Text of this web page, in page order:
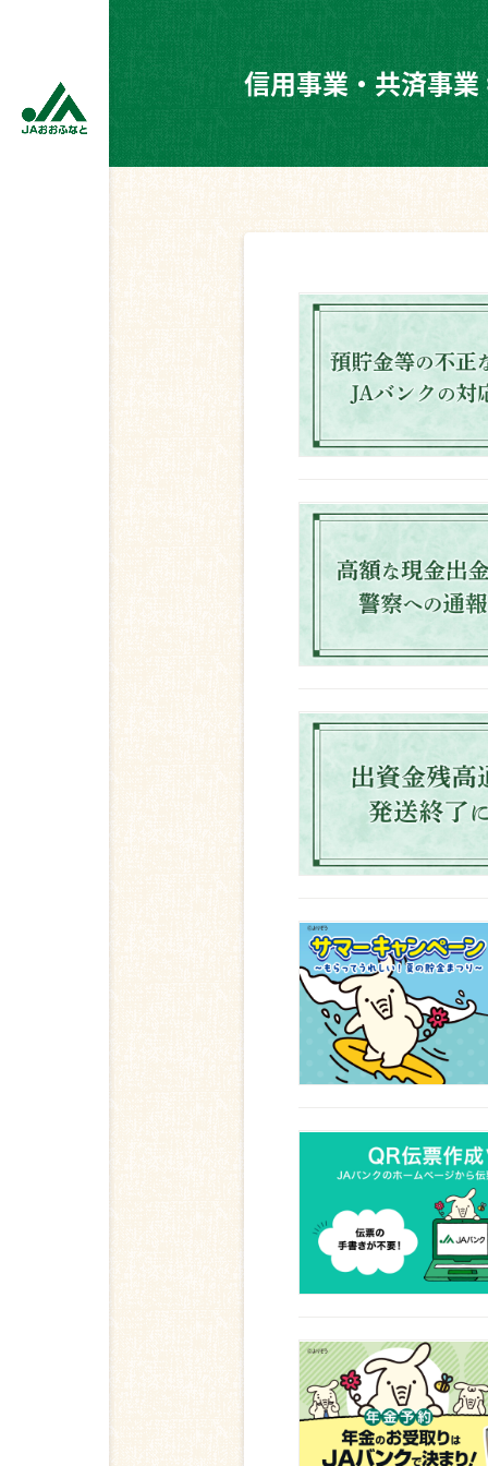
信用事業・共済事